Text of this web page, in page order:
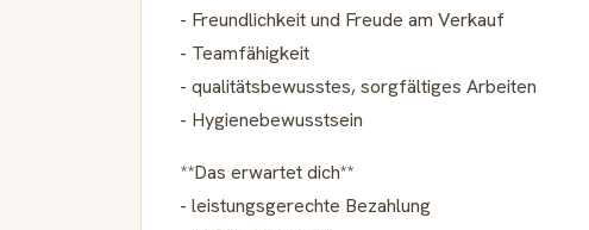
- Freundlichkeit und Freude am Verkauf
- Teamfähigkeit
- qualitätsbewusstes, sorgfältiges Arbeiten
- Hygienebewusstsein
**Das erwartet dich**
- leistungsgerechte Bezahlung